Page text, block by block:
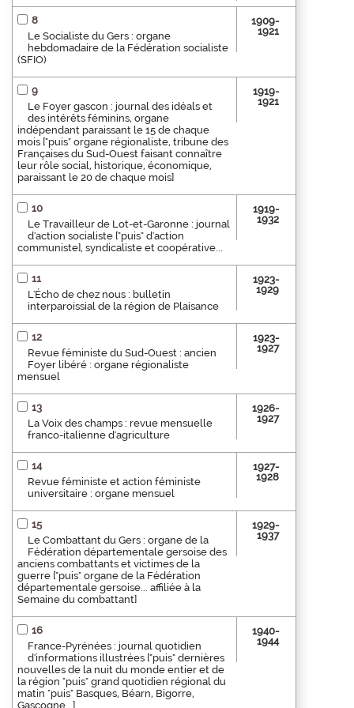
8
Le Socialiste du Gers : organe
hebdomadaire de la Fédération socialiste
(SFIO)
1909-
1921
9
Le Foyer gascon : journal des idéals et
des intérêts féminins, organe
indépendant paraissant le 15 de chaque
mois ["puis" organe régionaliste, tribune des
Françaises du Sud-Ouest faisant connaître
leur rôle social, historique, économique,
paraissant le 20 de chaque mois]
1919-
1921
10
Le Travailleur de Lot-et-Garonne : journal
d'action socialiste ["puis" d'action
communiste], syndicaliste et coopérative...
1919-
1932
11
L'Écho de chez nous : bulletin
interparoissial de la région de Plaisance
1923-
1929
12
Revue féministe du Sud-Ouest : ancien
Foyer libéré : organe régionaliste
mensuel
1923-
1927
13
La Voix des champs : revue mensuelle
franco-italienne d'agriculture
1926-
1927
14
Revue féministe et action féministe
universitaire : organe mensuel
1927-
1928
15
Le Combattant du Gers : organe de la
Fédération départementale gersoise des
anciens combattants et victimes de la
guerre ["puis" organe de la Fédération
départementale gersoise... affiliée à la
Semaine du combattant]
1929-
1937
16
France-Pyrénées : journal quotidien
d'informations illustrées ["puis" dernières
nouvelles de la nuit du monde entier et de
la région "puis" grand quotidien régional du
matin "puis" Basques, Béarn, Bigorre,
Gascogne...]
1940-
1944